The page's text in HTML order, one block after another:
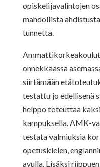
opiskelijavalintojen
mahdollista
tunnetta.
onnekkaassa
siirtämään
testattu jo edellisenä
helppo toteuttaa
kampuksella. AMK-
testata valmiuksia
opetuskielen,
avulla. Lisäksi